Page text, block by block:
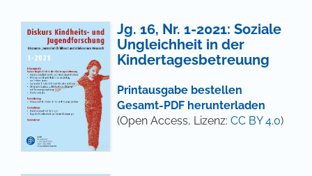
Jg. 16, Nr. 1-2021: Soziale
Ungleichheit in der
Kindertagesbetreuung
Printausgabe bestellen
Gesamt-PDF herunterladen
(Open Access, Lizenz: CC BY 4.0)